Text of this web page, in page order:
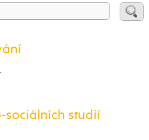
sociálních studií